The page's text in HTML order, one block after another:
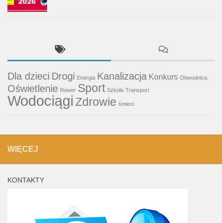
Dla dzieci Drogi Energia Kanalizacja Konkurs Obwodnica
Oświetlenie Rower Sport Szkoła Transport
WodociągiZdrowie śmieci
WIĘCEJ
KONTAKTY